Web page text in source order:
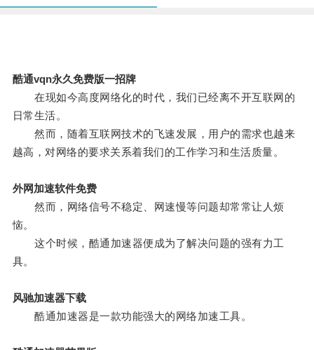
酷通vqn永久免费版一招牌
在现如今高度网络化的时代，我们已经离不开互联网的
日常生活。
然而，随着互联网技术的飞速发展，用户的需求也越来
越高，对网络的要求关系着我们的工作学习和生活质量。
外网加速软件免费
然而，网络信号不稳定、网速慢等问题却常常让人烦
恼。
这个时候，酷通加速器便成为了解决问题的强有力工
具。
风驰加速器下载
酷通加速器是一款功能强大的网络加速工具。